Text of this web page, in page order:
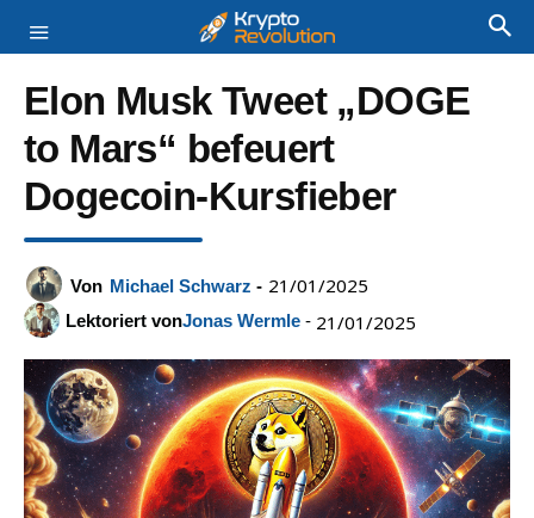
Elon Musk Tweet „DOGE
to Mars“ befeuert
Dogecoin-Kursfieber
Von Michael Schwarz - 21/01/2025
Lektoriert vonJonas Wermle - 21/01/2025